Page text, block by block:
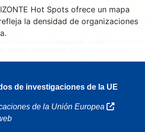
Hot Spots ofrece un mapa
la densidad de organizaciones
7
de investigaciones de la UE
de la Unión Europea